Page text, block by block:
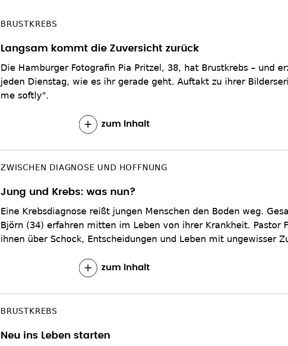
BRUSTKREBS
Langsam kommt die Zuversicht zurück
Die Hamburger Fotografin Pia Pritzel, 38, hat Brustkrebs – und
jeden Dienstag, wie es ihr gerade geht. Auftakt zu ihrer
me softly".
zum Inhalt
ZWISCHEN DIAGNOSE UND HOFFNUNG
Jung und Krebs: was nun?
Eine Krebsdiagnose reißt jungen Menschen den Boden weg.
Björn (34) erfahren mitten im Leben von ihrer Krankheit. Pastor
ihnen über Schock, Entscheidungen und Leben mit ungewisser
zum Inhalt
BRUSTKREBS
Neu ins Leben starten